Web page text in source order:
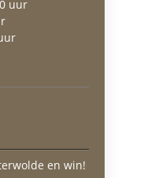
uur
en win!